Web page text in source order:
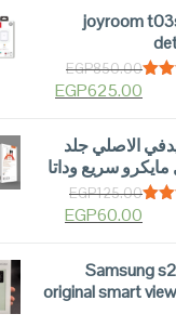
joyroom
EGP850.00
EGP625.00
الاصلي جلد
سريع وداتا
EGP125.00
EGP60.00
Samsung
original smart